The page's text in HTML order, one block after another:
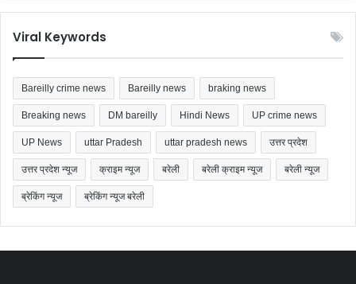
Viral Keywords
Bareilly crime news Bareilly news braking news
Breaking news DM bareilly Hindi News UP crime news
UP News uttar Pradesh uttar pradesh news उत्तर प्रदेश
उत्तर प्रदेश न्यूज क्राइम न्यूज बरेली बरेली क्राइम न्यूज बरेली न्यूज
ब्रेकिंग न्यूज ब्रेकिंग न्यूज बरेली